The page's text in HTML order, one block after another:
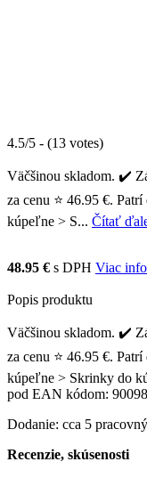
4.5/5 - (13 votes)
Väčšinou skladom. ✔️
za cenu ⭐ 46.95 €.
kúpeľne > S... Čítať
48.95 € s DPH Viac info
Popis produktu
Väčšinou skladom. ✔️
za cenu ⭐ 46.95 €.
kúpeľne > Skrinky do
pod EAN kódom:
Dodanie: cca 5
Recenzie, skúsenosti